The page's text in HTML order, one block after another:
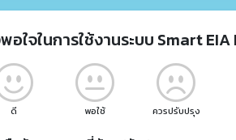
ใจในการใช้งานระบบ Smart EIA
ดี พอใช้ ควรปรับปรุง